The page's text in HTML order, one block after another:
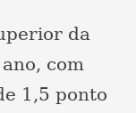
da
com
1,5 ponto